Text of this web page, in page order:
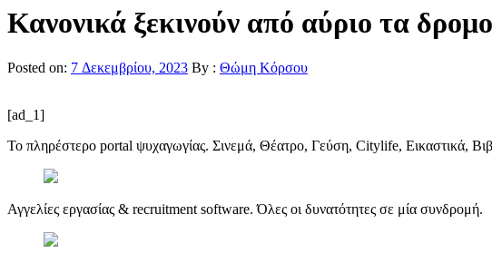
Κανονικά ξεκινούν από αύριο τα
Posted on: 7 Δεκεμβρίου, 2023 By : Θώμη Κόρσου
[ad_1]
Το πληρέστερο portal ψυχαγωγίας. Σινεμά, Θέατρο, Γεύση, Citylife, Εικαστικά,
Αγγελίες εργασίας & recruitment software. Όλες οι δυνατότητες σε μία συνδρομή.